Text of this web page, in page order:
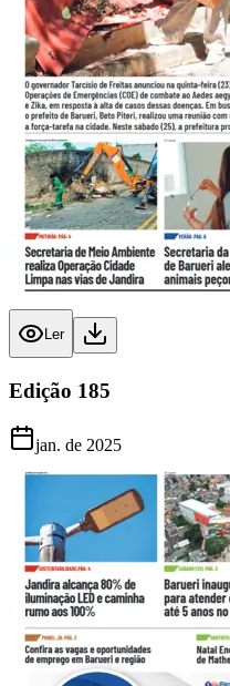
Ler
Edição 185
jan. de 2025